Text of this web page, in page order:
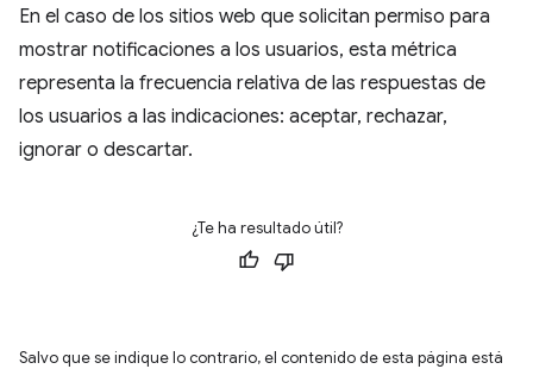
En el caso de los sitios web que solicitan permiso para
mostrar notificaciones a los usuarios, esta métrica
representa la frecuencia relativa de las respuestas de
los usuarios a las indicaciones: aceptar, rechazar,
ignorar o descartar.
¿Te ha resultado útil?
Salvo que se indique lo contrario, el contenido de esta página está